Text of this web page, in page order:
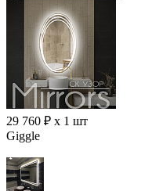
29 760 ₽ x 1 шт
Giggle